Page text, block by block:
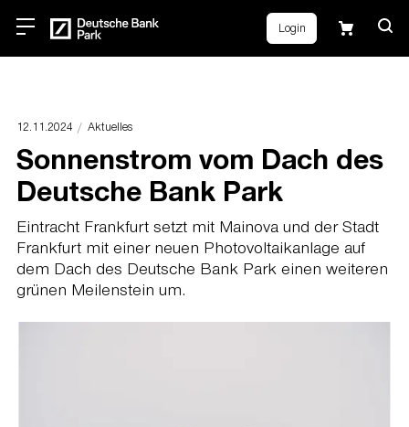
Login
12.11.2024 Aktuelles
Sonnenstrom vom Dach des
Deutsche Bank Park
Eintracht Frankfurt setzt mit Mainova und der Stadt
Frankfurt mit einer neuen Photovoltaikanlage auf
dem Dach des Deutsche Bank Park einen weiteren
grünen Meilenstein um.